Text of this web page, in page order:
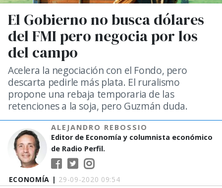
ECONOMÍA | 29-09-2020 09:54
El Gobierno no busca dólares
del FMI pero negocia por los
del campo
Acelera la negociación con el Fondo, pero
descarta pedirle más plata. El ruralismo
propone una rebaja temporaria de las
retenciones a la soja, pero Guzmán duda.
ALEJANDRO REBOSSIO
Editor de Economía y columnista económico
de Radio Perfil.